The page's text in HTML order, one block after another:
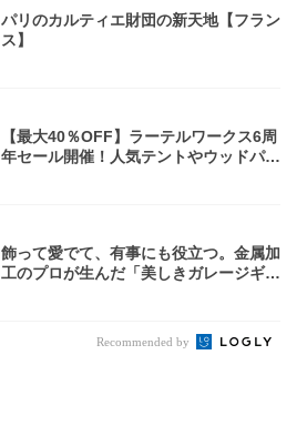
パリのカルティエ財団の新天地【フラン
ス】
【最大40％OFF】ラーテルワークス6周
年セール開催！人気テントやウッドパネ
飾って愛でて、有事にも役立つ。金属加
工のプロが生んだ「美しきガレージギ
Recommended by